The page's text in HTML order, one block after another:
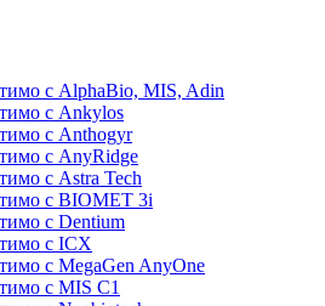
с AlphaBio, MIS, Adin
с Ankylos
с Anthogyr
с AnyRidge
с Astra Tech
с BIOMET 3i
с Dentium
с ICX
с MegaGen AnyOne
с MIS С1